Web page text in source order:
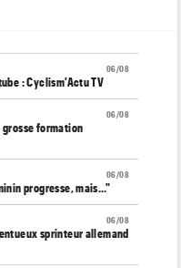
06/08
: Cyclism'Actu TV
06/08
formation
06/08
progresse, mais…"
06/08
sprinteur allemand